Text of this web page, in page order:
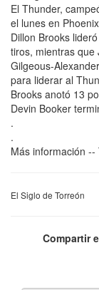
El Thunder,
el lunes en
Dillon Brooks
tiros, mientras que
Gilgeous-
para liderar al
Brooks anotó 13
Devin Booker
.
.
Más información
El Siglo de Torreón
Compartir